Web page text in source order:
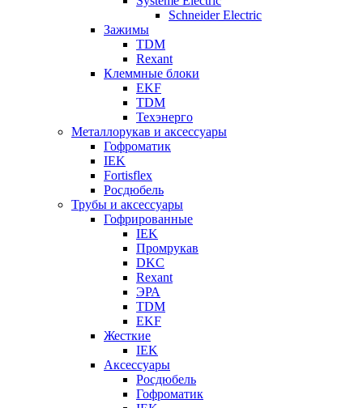
Schneider Electric
Зажимы
TDM
Rexant
Клеммные блоки
EKF
TDM
Техэнерго
Металлорукав и аксессуары
Гофроматик
IEK
Fortisflex
Росдюбель
Трубы и аксессуары
Гофрированные
IEK
Промрукав
DKC
Rexant
ЭРА
TDM
EKF
Жесткие
IEK
Аксессуары
Росдюбель
Гофроматик